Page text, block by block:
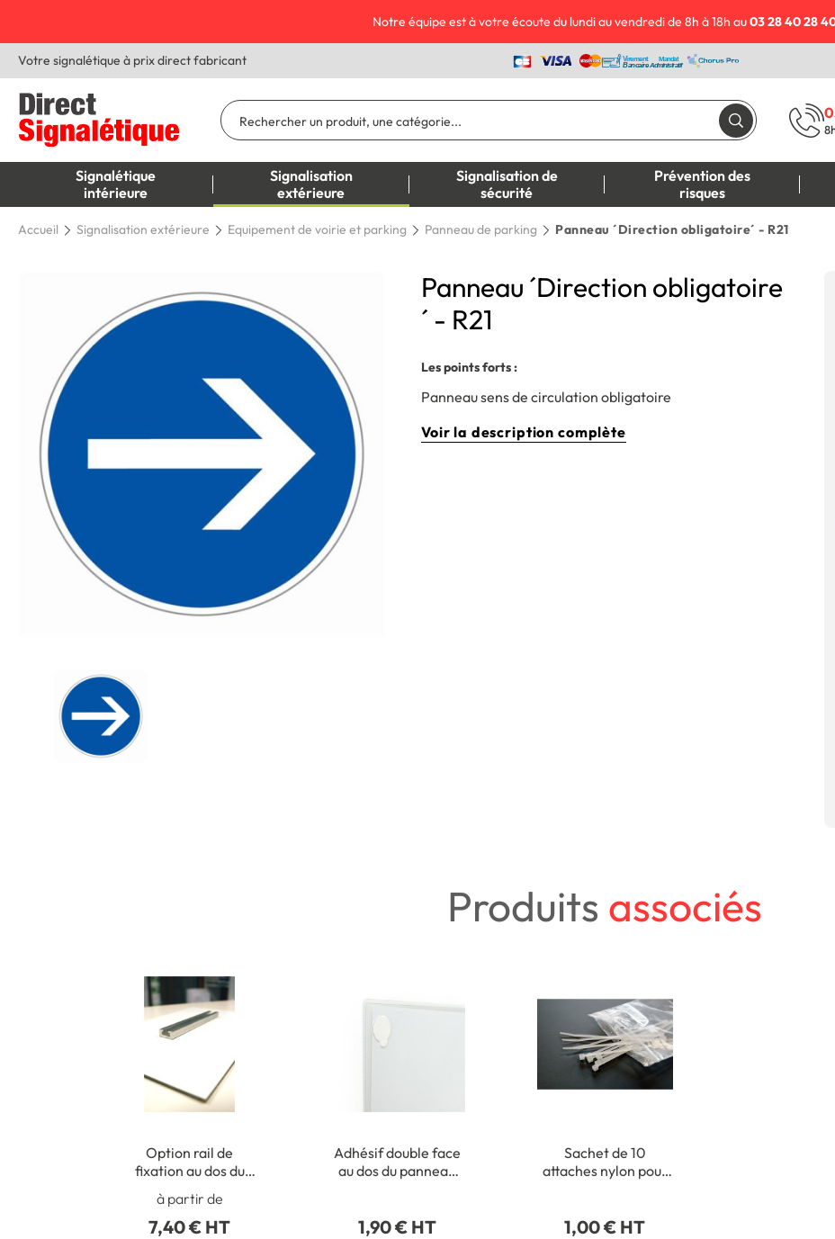
Notre équipe est à votre écoute du lundi au vendredi de 8h à 18h au03 28 40 28
Votre signalétique à prix direct fabricant
Signalétique
intérieure
Signalisation
extérieure
Signalisation de
sécurité
Prévention des
risques
Accueil Signalisation extérieure Equipement de voirie et parking Panneau de parking Panneau ´Direction obligatoire´ - R21
Panneau ´Direction obligatoire
´ - R21
Les points forts :
Panneau sens de circulation obligatoire
Voir la description complète
Produits associés
Option rail de
fixation au dos du
panneau (non collé)
à partir de
7,40 € HT
Adhésif double face
au dos du panneau
1,90 € HT
Sachet de 10
attaches nylon pour
1,00 € HT